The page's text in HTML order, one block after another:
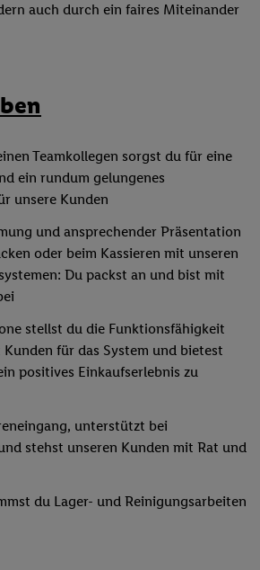
auch durch ein faires Miteinander
Teamkollegen sorgst du für eine
ein rundum gelungenes
unsere Kunden
und ansprechender Präsentation
oder beim Kassieren mit unseren
Du packst an und bist mit
stellst du die Funktionsfähigkeit
für das System und bietest
positives Einkaufserlebnis zu
unterstützt bei
stehst unseren Kunden mit Rat und
du Lager- und Reinigungsarbeiten